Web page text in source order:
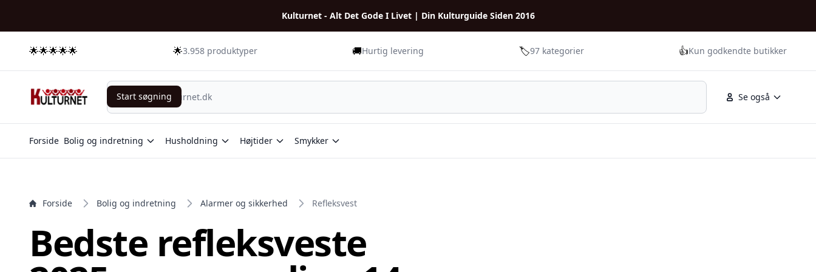
Kulturnet - Alt Det Gode I Livet | Din Kulturguide Siden 2016
🌟🌟🌟🌟🌟 🌟3.958 produktyper 🚚Hurtig levering 🏷️97 kategorier 👍Kun godkendte butikker
Se også
Start søgning
Start søgning
Forside Bolig og indretning Husholdning Højtider Smykker
Forside Bolig og indretning Alarmer og sikkerhed Refleksvest
Bedste refleksveste